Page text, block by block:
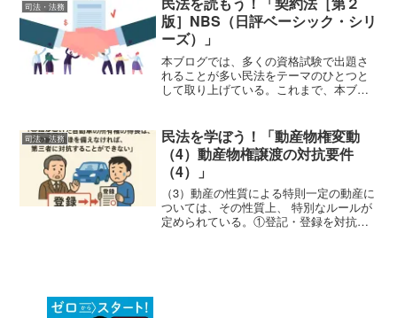
ログでは、比較的...
司法・法務
版］NBS（日評ベーシック・シリ
ーズ）」
本ブログでは、多くの資格試験で出題さ
れることが多い民法をテーマのひとつと
して取り上げている。これまで、本ブロ
た。民法は言うまでもなく法律なので、
六法全書をみればそこには条...
司法・法務
民法を学ぼう！「動産物権変動
（4）動産物権譲渡の対抗要件
（4）」
（3）動産の性質による特則一定の動産に
ついては、その性質上、 特別なルールが
定められている。①登記・登録を対抗要